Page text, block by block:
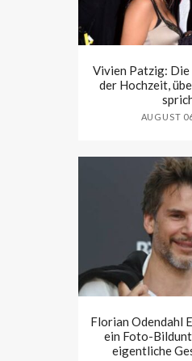
Vivien Patzig: Die
der Hochzeit,
AUGUST
Florian Odendahl
ein Foto-
eigentliche